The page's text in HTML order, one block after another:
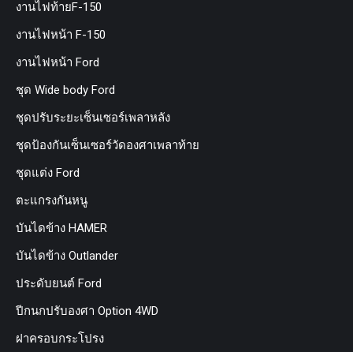
งานไฟท้ายF-150
งานไฟหน้า F-150
งานไฟหน้า Ford
ชุด Wide body Ford
ชุดปรับระยะเซ็นเซอร์เพลาหลัง
ชุดป้องกันเซ็นเซอร์วัดองศาเพลาท้าย
ชุดแต่ง Ford
ตะแกรงกันหนู
บันไดข้าง HAMER
บันไดข้าง Outlander
ประดับยนต์ Ford
ปีกนกปรับองศา Option 4WD
ฝาครอบกระโปรง